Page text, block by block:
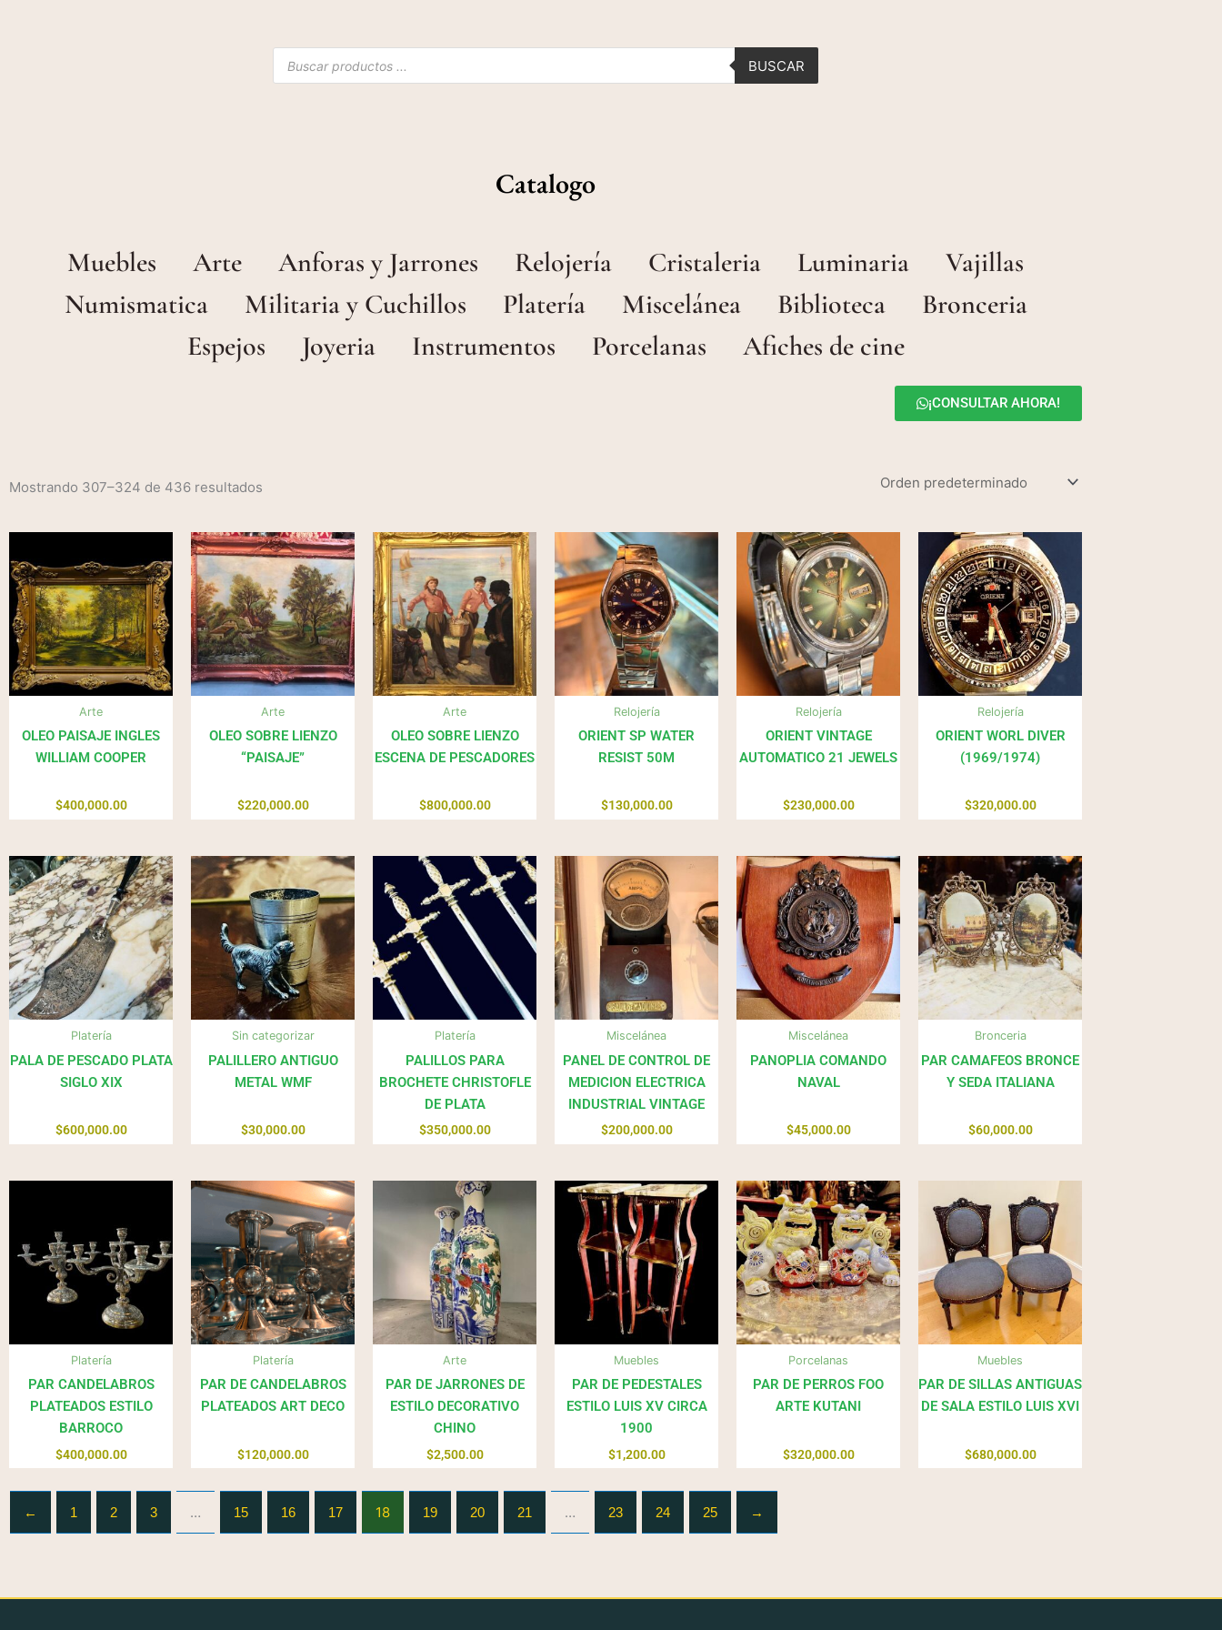
Products
search BUSCAR
Catalogo
Muebles Arte Anforas y Jarrones Relojería Cristaleria Luminaria
Vajillas
Numismatica
Militaria y Cuchillos Platería Miscelánea Biblioteca
Bronceria
Espejos
Joyeria Instrumentos Porcelanas Afiches de cine
¡CONSULTAR AHORA!
Mostrando 307–324 de 436 resultados
Arte
OLEO PAISAJE INGLES
WILLIAM COOPER
$400,000.00
Arte
OLEO SOBRE LIENZO
“PAISAJE”
$220,000.00
Arte
OLEO SOBRE LIENZO
ESCENA DE PESCADORES
$800,000.00
Relojería
ORIENT SP WATER
RESIST 50M
$130,000.00
Relojería
ORIENT VINTAGE
AUTOMATICO 21 JEWELS
$230,000.00
Relojería
ORIENT WORL DIVER
(1969/1974)
$320,000.00
Platería
PALA DE PESCADO PLATA
SIGLO XIX
$600,000.00
Sin categorizar
PALILLERO ANTIGUO
METAL WMF
$30,000.00
Platería
PALILLOS PARA
BROCHETE CHRISTOFLE
DE PLATA
$350,000.00
Miscelánea
PANEL DE CONTROL DE
MEDICION ELECTRICA
INDUSTRIAL VINTAGE
$200,000.00
Miscelánea
PANOPLIA COMANDO
NAVAL
$45,000.00
Bronceria
PAR CAMAFEOS BRONCE
Y SEDA ITALIANA
$60,000.00
Platería
PAR CANDELABROS
PLATEADOS ESTILO
BARROCO
$400,000.00
Platería
PAR DE CANDELABROS
PLATEADOS ART DECO
$120,000.00
Arte
PAR DE JARRONES DE
ESTILO DECORATIVO
CHINO
$2,500.00
Muebles
PAR DE PEDESTALES
ESTILO LUIS XV CIRCA
1900
$1,200.00
Porcelanas
PAR DE PERROS FOO
ARTE KUTANI
$320,000.00
Muebles
PAR DE SILLAS ANTIGUAS
DE SALA ESTILO LUIS XVI
$680,000.00
← 1 2 3 … 15 16 17 18 19 20 21 … 23 24 25 →